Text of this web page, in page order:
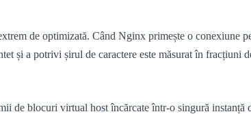
de optimizată. Când Nginx primește o conexiune
și a potrivi șirul de caractere este măsurat în fracțiuni
blocuri virtual host încărcate într-o singură instanță